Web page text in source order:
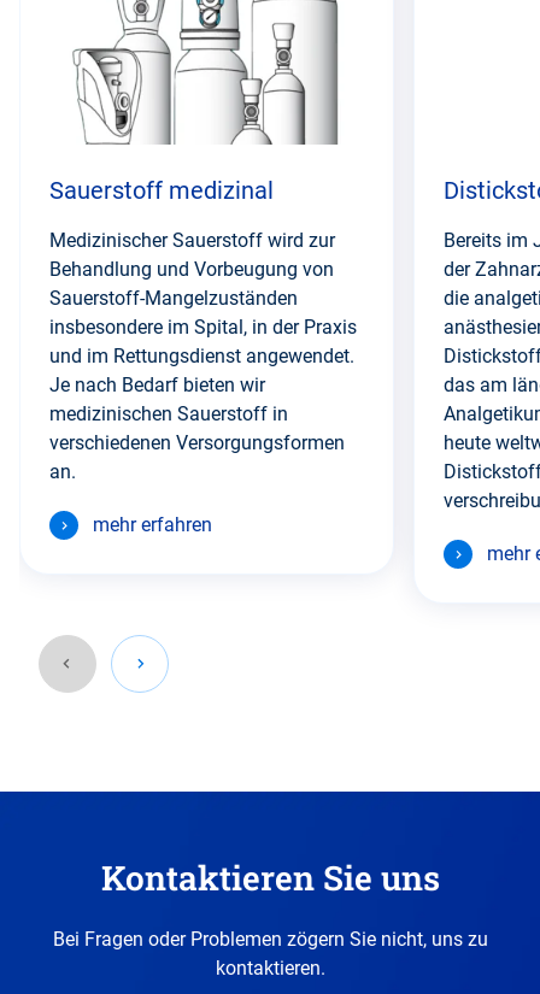
Sauerstoff medizinal
Medizinischer Sauerstoff wird zur
Behandlung und Vorbeugung von
Sauerstoff-Mangelzuständen
insbesondere im Spital, in der Praxis
und im Rettungsdienst angewendet.
Je nach Bedarf bieten wir
medizinischen Sauerstoff in
verschiedenen Versorgungsformen
an.
mehr erfahren
Bereits im
der
die
das am
heute
mehr
Abschnitt.Kontaktieren Sie uns
Bei Fragen oder Problemen zögern Sie nicht, uns zu
kontaktieren.